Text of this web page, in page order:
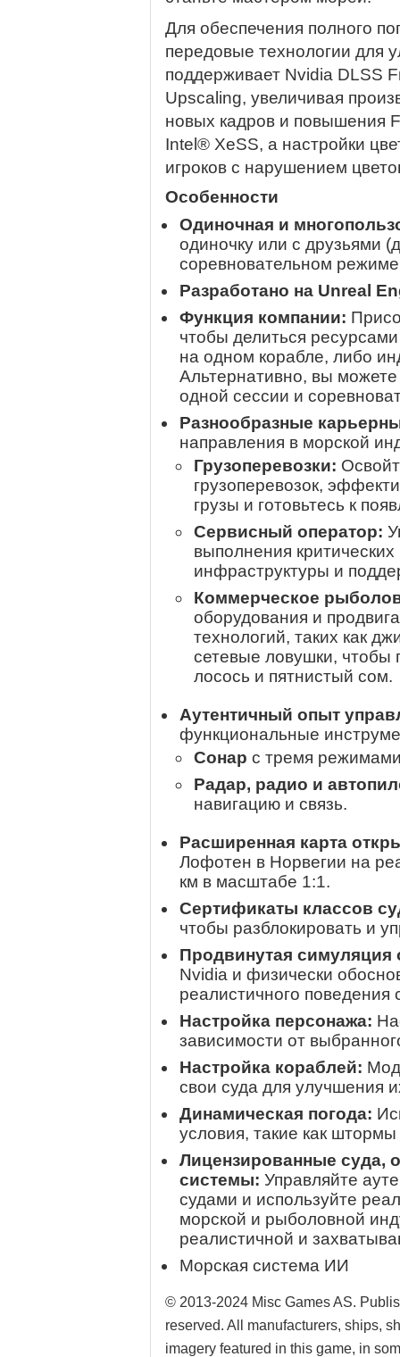
Для обеспечения полного
передовые технологии для
поддерживает Nvidia DLSS
Upscaling, увеличивая
новых кадров и повышения
Intel® XeSS, а настройки
игроков с нарушением
Особенности
Одиночная и
одиночку или с друзьями
соревновательном
Разработано на Unreal
Функция компании:
чтобы делиться
на одном корабле, либо
Альтернативно, вы
одной сессии и
Разнообразные
направления в морской
Грузоперевозки:
грузоперевозок,
грузы и готовьтесь к
Сервисный оператор:
выполнения
инфраструктуры и
Коммерческое
оборудования и
технологий, таких как
сетевые ловушки, чтобы
лосось и пятнистый сом.
Аутентичный опыт
функциональные
Сонар с тремя
Радар, радио и
навигацию и связь.
Расширенная карта
Лофотен в Норвегии на
км в масштабе 1:1.
Сертификаты классов
чтобы разблокировать и
Продвинутая симуляция
Nvidia и физически
реалистичного поведения
Настройка персонажа:
зависимости от
Настройка кораблей:
свои суда для улучшения
Динамическая погода:
условия, такие как
Лицензированные суда,
системы: Управляйте
судами и используйте
морской и рыболовной
реалистичной и
Морская система ИИ
© 2013-2024 Misc Games AS.
reserved. All manufacturers, ships,
imagery featured in this game, in